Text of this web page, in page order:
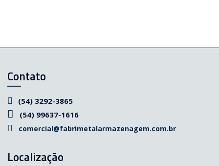
Contato
(54) 3292-3865
(54) 99637-1616
comercial@fabrimetalarmazenagem.com.br
Localização